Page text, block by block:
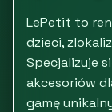
LePetit to
dzieci,
Specjalizuje
akcesoriów
gamę